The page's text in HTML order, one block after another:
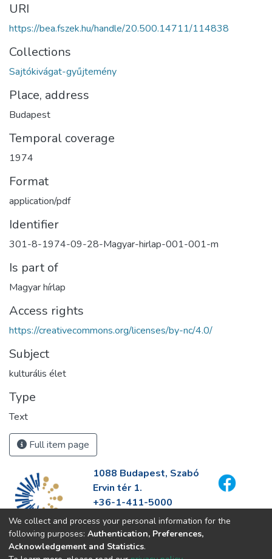
URI
https://bea.fszek.hu/handle/20.500.14711/114838
Collections
Sajtókivágat-gyűjtemény
Place, address
Budapest
Temporal coverage
1974
Format
application/pdf
Identifier
301-8-1974-09-28-Magyar-hirlap-001-001-m
Is part of
Magyar hírlap
Access rights
https://creativecommons.org/licenses/by-nc/4.0/
Subject
kulturális élet
Type
Text
Full item page
1088 Budapest, Szabó
Ervin tér 1.
+36-1-411-5000
info@fszek.hu
https://fszek.hu
We collect and process your personal information for the
following purposes: Authentication, Preferences,
Acknowledgement and Statistics.